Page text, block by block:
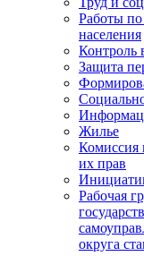
Работы
населения
Контроль
Защита
Жилье
Комиссия
их прав
Рабочая
округа